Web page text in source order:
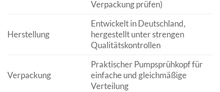
Verpackung prüfen)
Herstellung
Entwickelt in Deutschland,
hergestellt unter strengen
Qualitätskontrollen
Verpackung
Praktischer Pumpsprühkopf für
einfache und gleichmäßige
Verteilung